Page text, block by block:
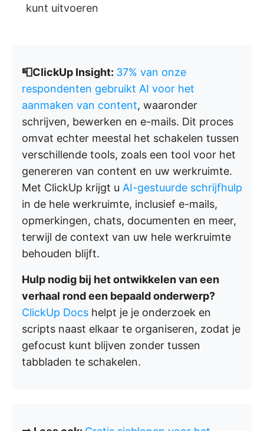
kunt uitvoeren
📮ClickUp Insight: 37% van onze
respondenten gebruikt AI voor het
aanmaken van content, waaronder
schrijven, bewerken en e-mails. Dit proces
omvat echter meestal het schakelen tussen
verschillende tools, zoals een tool voor het
genereren van content en uw werkruimte.
Met ClickUp krijgt u AI-gestuurde schrijfhulp
in de hele werkruimte, inclusief e-mails,
opmerkingen, chats, documenten en meer,
terwijl de context van uw hele werkruimte
behouden blijft.
Hulp nodig bij het ontwikkelen van een
verhaal rond een bepaald onderwerp?
ClickUp Docs helpt je je onderzoek en
scripts naast elkaar te organiseren, zodat je
gefocust kunt blijven zonder tussen
tabbladen te schakelen.